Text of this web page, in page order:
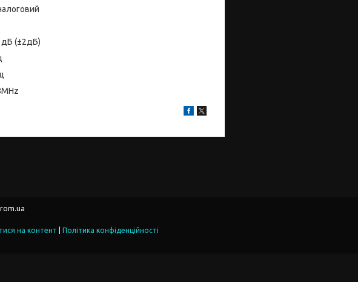
дБ (±2дБ)
на контент
Політика конфіденційності